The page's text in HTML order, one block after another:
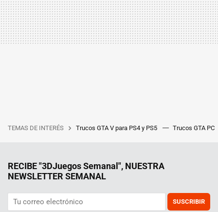
TEMAS DE INTERÉS Trucos GTA V para PS4 y PS5 Trucos GTA PC
RECIBE "3DJuegos Semanal", NUESTRA
NEWSLETTER SEMANAL
SUSCRIBIR